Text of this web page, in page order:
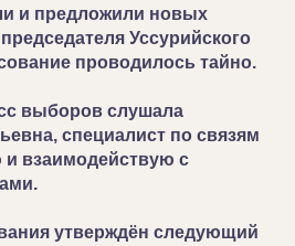
и предложили новых
Уссурийского
проводилось тайно.
выборов слушала
специалист по связям
взаимодействую с
утверждён следующий